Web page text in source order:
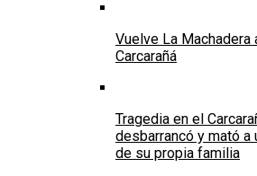
Vuelve La
Carcarañá
Tragedia en el
desbarrancó y mató a
de su propia familia